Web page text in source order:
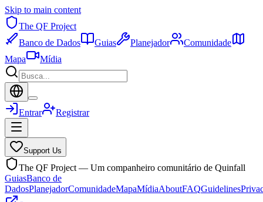
Skip to main content
The QF Project
Banco de Dados
Guias Planejador
Comunidade
Mapa
Mídia
Entrar Registrar
Support Us
The QF Project — Um companheiro comunitário de Quinfall
GuiasBanco de
DadosPlanejadorComunidadeMapaMídiaAboutFAQGuidelines